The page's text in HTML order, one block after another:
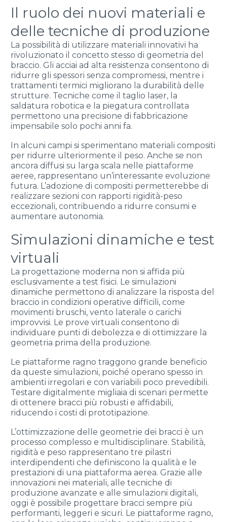
Il ruolo dei nuovi materiali e
delle tecniche di produzione
La possibilità di utilizzare materiali innovativi ha
rivoluzionato il concetto stesso di geometria del
braccio. Gli acciai ad alta resistenza consentono di
ridurre gli spessori senza compromessi, mentre i
trattamenti termici migliorano la durabilità delle
strutture. Tecniche come il taglio laser, la
saldatura robotica e la piegatura controllata
permettono una precisione di fabbricazione
impensabile solo pochi anni fa.
In alcuni campi si sperimentano materiali compositi
per ridurre ulteriormente il peso. Anche se non
ancora diffusi su larga scala nelle piattaforme
aeree, rappresentano un’interessante evoluzione
futura. L’adozione di compositi permetterebbe di
realizzare sezioni con rapporti rigidità-peso
eccezionali, contribuendo a ridurre consumi e
aumentare autonomia.
Simulazioni dinamiche e test
virtuali
La progettazione moderna non si affida più
esclusivamente a test fisici. Le simulazioni
dinamiche permettono di analizzare la risposta del
braccio in condizioni operative difficili, come
movimenti bruschi, vento laterale o carichi
improvvisi. Le prove virtuali consentono di
individuare punti di debolezza e di ottimizzare la
geometria prima della produzione.
Le piattaforme ragno traggono grande beneficio
da queste simulazioni, poiché operano spesso in
ambienti irregolari e con variabili poco prevedibili.
Testare digitalmente migliaia di scenari permette
di ottenere bracci più robusti e affidabili,
riducendo i costi di prototipazione.
L’ottimizzazione delle geometrie dei bracci è un
processo complesso e multidisciplinare. Stabilità,
rigidità e peso rappresentano tre pilastri
interdipendenti che definiscono la qualità e le
prestazioni di una piattaforma aerea. Grazie alle
innovazioni nei materiali, alle tecniche di
produzione avanzate e alle simulazioni digitali,
oggi è possibile progettare bracci sempre più
performanti, leggeri e sicuri. Le piattaforme ragno,